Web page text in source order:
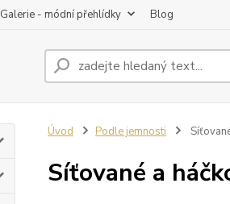
Galerie - módní přehlídky Blog
Úvod Podle jemnosti
Síťované a